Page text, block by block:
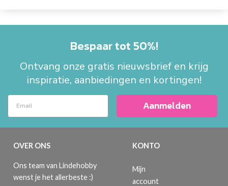
Bespaar tot 50%!
Ontvang onze gratis nieuwsbrief en krijg
inspiratie, aanbiedingen en kortingen!
Aanmelden
OVER ONS
Ons team van Lindehobby
wenst je het allerbeste :)
KONTO
Mijn
account